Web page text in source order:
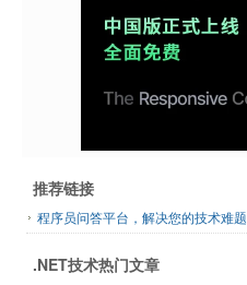
推荐链接
程序员问答平台，解决您的技术难题
.NET技术热门文章